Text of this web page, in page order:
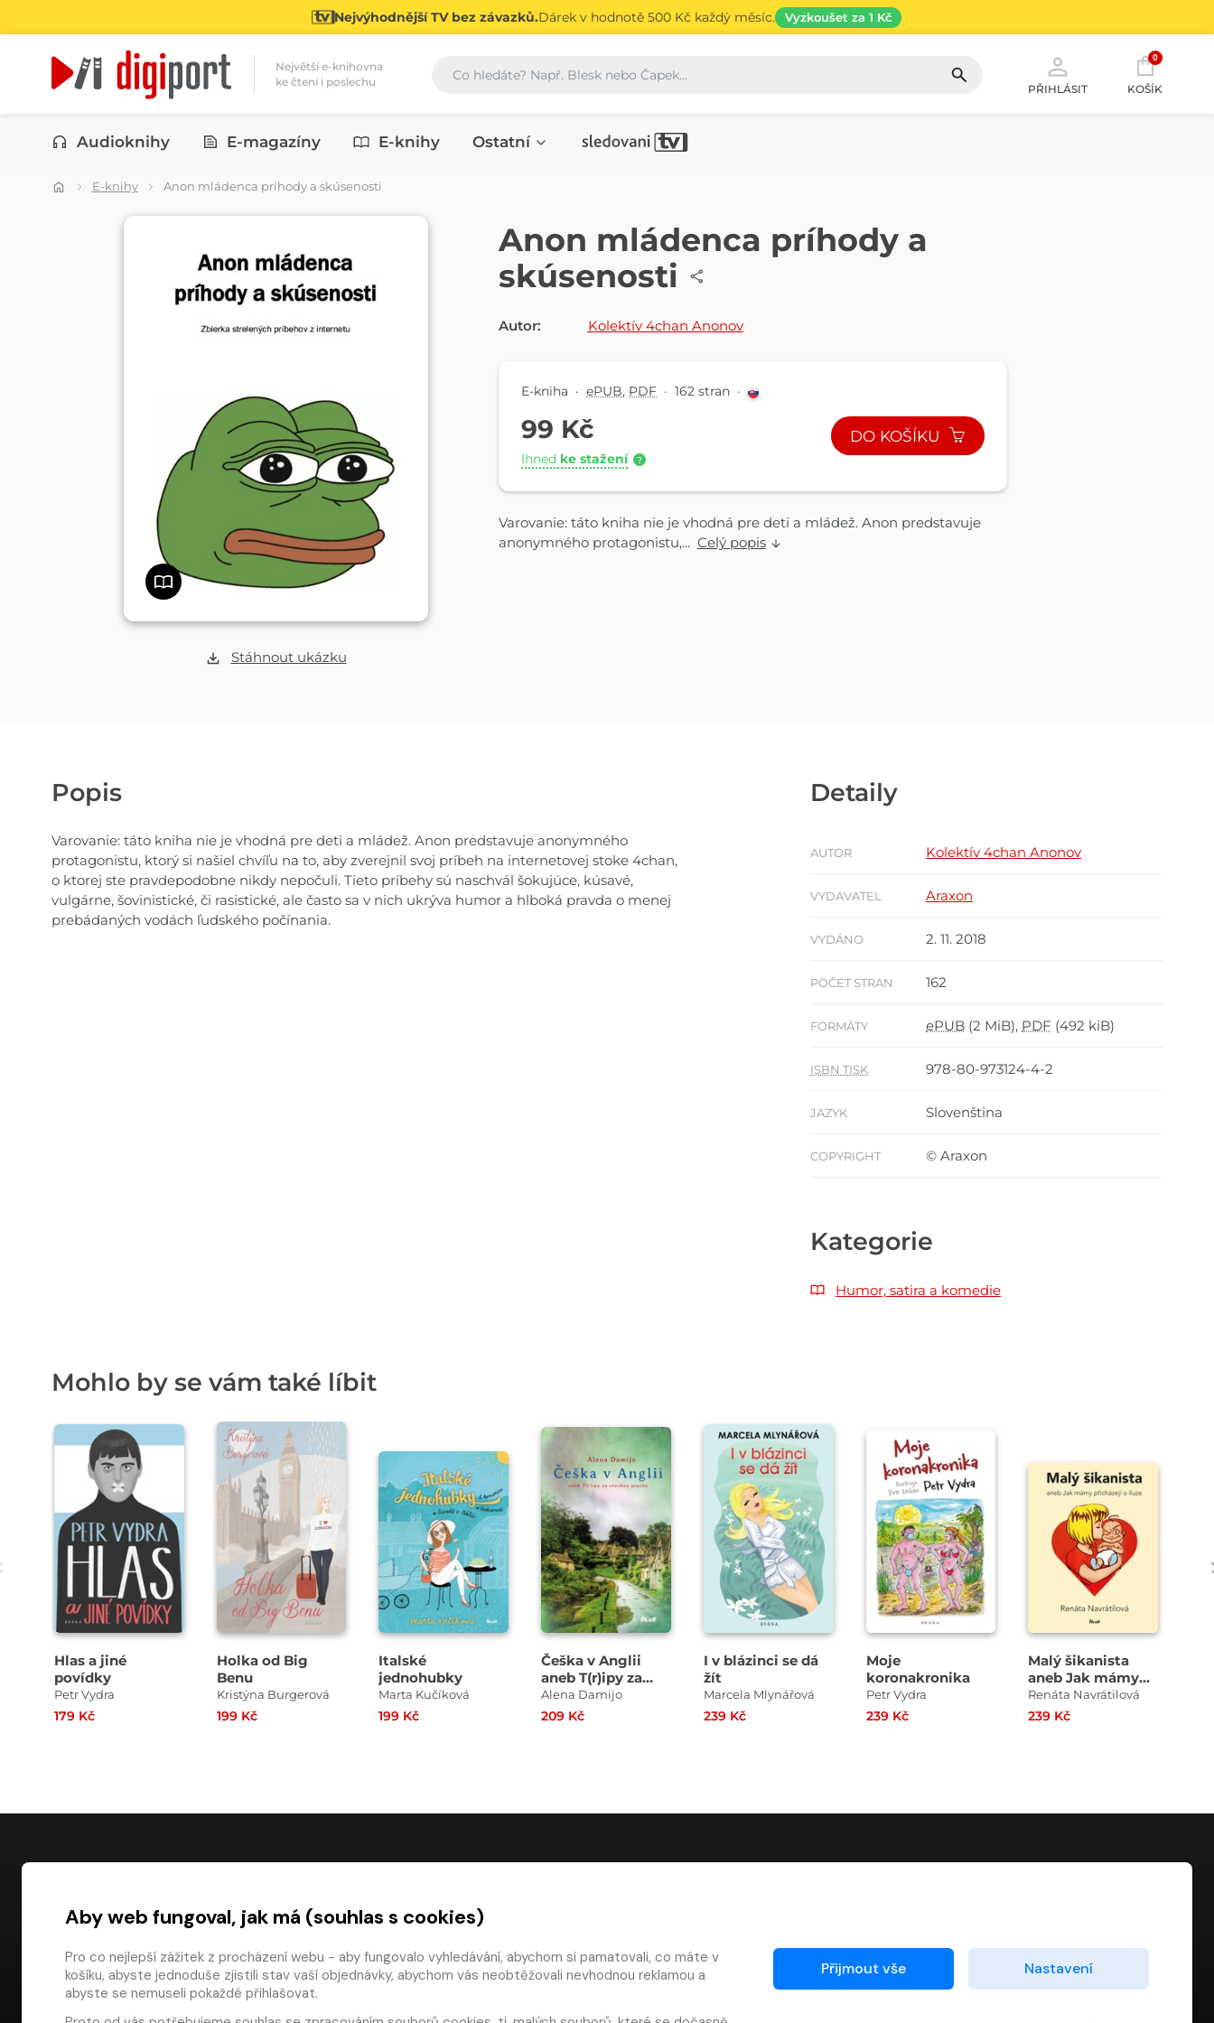
Nejvýhodnější TV bez závazků.Dárek v hodnotě 500 Kč každý měsíc. Vyzkoušet za 1 Kč
Největší e-knihovna
ke čtení i poslechu
Vyhledávání
PŘIHLÁSIT
0
KOŠÍK
Kategorie
Audioknihy E-magazíny E-knihy Ostatní
E-knihy Anon mládenca príhody a skúsenosti
Stáhnout ukázku
E-KNIHA
Anon mládenca príhody a
skúsenosti
Autor: Kolektív 4chan Anonov
E-kniha · ePUB, PDF · 162 stran ·
99 Kč
Ihned ke stažení ?
DO KOŠÍKU
Varovanie: táto kniha nie je vhodná pre deti a mládež. Anon predstavuje
anonymného protagonistu,... Celý popis
Popis
Varovanie: táto kniha nie je vhodná pre deti a mládež. Anon predstavuje anonymného
protagonistu, ktorý si našiel chvíľu na to, aby zverejnil svoj príbeh na internetovej stoke 4chan,
o ktorej ste pravdepodobne nikdy nepočuli. Tieto príbehy sú naschvál šokujúce, kúsavé,
vulgárne, šovinistické, či rasistické, ale často sa v nich ukrýva humor a hlboká pravda o menej
prebádaných vodách ľudského počínania.
Detaily
AUTOR Kolektív 4chan Anonov
VYDAVATEL Araxon
VYDÁNO 2. 11. 2018
POČET STRAN 162
FORMÁTY ePUB (2 MiB), PDF (492 kiB)
ISBN TISK 978-80-973124-4-2
JAZYK Slovenština
COPYRIGHT © Araxon
Kategorie
Humor, satira a komedie
Mohlo by se vám také líbit
Hlas a jiné
povídky
Petr Vydra
179 Kč
Holka od Big
Benu
Kristýna Burgerová
199 Kč
Italské
jednohubky
Marta Kučíková
199 Kč
Češka v Anglii
aneb T(r)ipy za
všechny prachy
Alena Damijo
209 Kč
I v blázinci se dá
žít
Marcela Mlynářová
239 Kč
Moje
koronakronika
Petr Vydra
239 Kč
Malý šikanista
aneb Jak mámy
přicházejí o iluze
Renáta Navrátilová
239 Kč
digiport.cz © 2026
Časté dotazy
Platba
Obchodní podmínky
Odstoupení od smlouvy
Kontakty
Články
Aby web fungoval, jak má (souhlas s cookies)
Pro co nejlepší zážitek z procházení webu - aby fungovalo vyhledávání, abychom si pamatovali, co máte v
košíku, abyste jednoduše zjistili stav vaší objednávky, abychom vás neobtěžovali nevhodnou reklamou a
abyste se nemuseli pokaždé přihlašovat.
Přijmout vše Nastavení